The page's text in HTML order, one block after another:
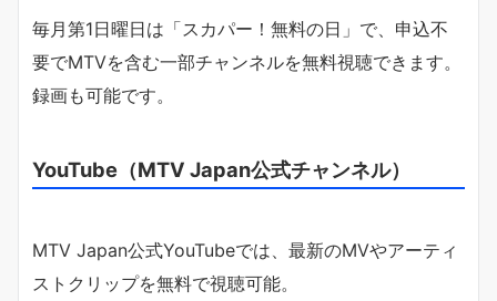
毎月第1日曜日は「スカパー！無料の日」で、申込不
要でMTVを含む一部チャンネルを無料視聴できます。
録画も可能です。
YouTube（MTV Japan公式チャンネル）
MTV Japan公式YouTubeでは、最新のMVやアーティ
ストクリップを無料で視聴可能。